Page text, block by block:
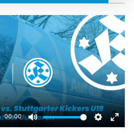
00:00
Mute Settings
Enter